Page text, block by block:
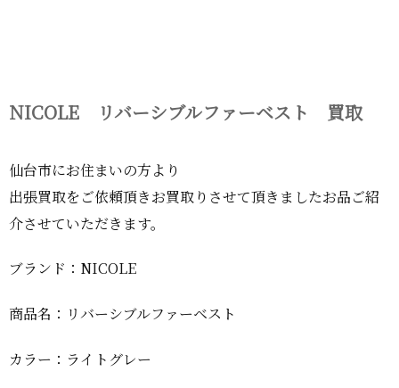
NICOLE リバーシブルファーベスト 買取
仙台市にお住まいの方より
出張買取をご依頼頂きお買取りさせて頂きましたお品ご紹
介させていただきます。
ブランド：NICOLE
商品名：リバーシブルファーベスト
カラー：ライトグレー